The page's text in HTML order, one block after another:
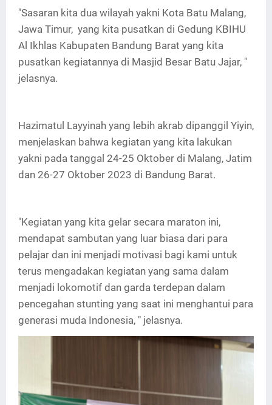
"Sasaran kita dua wilayah yakni Kota Batu Malang,
Jawa Timur, yang kita pusatkan di Gedung KBIHU
Al Ikhlas Kabupaten Bandung Barat yang kita
pusatkan kegiatannya di Masjid Besar Batu Jajar, "
jelasnya.
Hazimatul Layyinah yang lebih akrab dipanggil Yiyin,
menjelaskan bahwa kegiatan yang kita lakukan
yakni pada tanggal 24-25 Oktober di Malang, Jatim
dan 26-27 Oktober 2023 di Bandung Barat.
"Kegiatan yang kita gelar secara maraton ini,
mendapat sambutan yang luar biasa dari para
pelajar dan ini menjadi motivasi bagi kami untuk
terus mengadakan kegiatan yang sama dalam
menjadi lokomotif dan garda terdepan dalam
pencegahan stunting yang saat ini menghantui para
generasi muda Indonesia, " jelasnya.